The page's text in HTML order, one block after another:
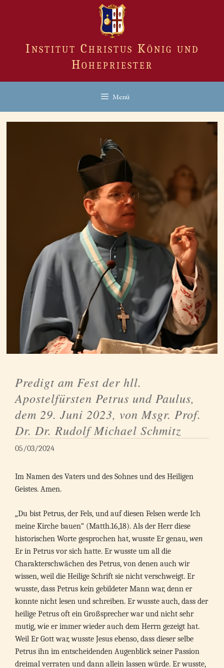
Institut Christus König und
Hohepriester
Menü
Predigt am Fest der hll.
Apostelfürsten Petrus und Paulus,
dem 29. Juni 2023, von Msgr. Prof.
Dr. Dr. Rudolf Michael Schmitz
05/03/2024
Im Namen des Vaters und des Sohnes und des Heiligen
Geistes. Amen.
„Du bist Petrus, der Fels, und auf diesen Felsen werde Ich
meine Kirche bauen“ (Matth.16,18). Als der Herr diese
historischen Worte gesprochen hat, wusste Er genau, wen
Er in Petrus vor sich hatte. Er wusste um all die
Charakterschwächen des Petrus, von denen auch wir
wissen, weil die Heilige Schrift sie nicht verschweigt. Er
wusste, dass Petrus kein gebildeter Mann war, denn er
konnte nicht lesen und schreiben. Er wusste auch, dass der
heilige Petrus oft ein Großsprecher war und nicht sehr
mutig, wie er immer wieder auch dem Herrn gezeigt hat.
Weil Er Gott war, wusste Jesus ebenso, dass dieser selbe
Petrus ihn im entscheidenden Augenblick seiner Passion
dreimal verraten und dann allein lassen würde. Er wusste,